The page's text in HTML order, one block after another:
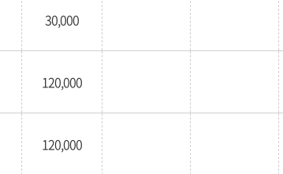
30,000
120,000
120,000